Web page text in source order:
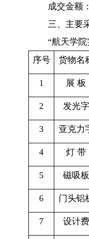
成交金额：
三、主要
“航天学
序号
货物名
1 展 板
2 发光字
3 亚克力
4 灯 带
5 磁吸板
6 门头铝
7 设计费